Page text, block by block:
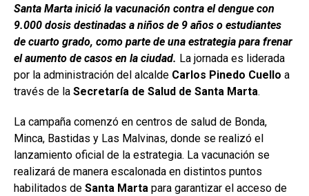
Santa Marta inició la vacunación contra el dengue con
9.000 dosis destinadas a niños de 9 años o estudiantes
de cuarto grado, como parte de una estrategia para frenar
el aumento de casos en la ciudad. La jornada es liderada
por la administración del alcalde Carlos Pinedo Cuello a
través de la Secretaría de Salud de Santa Marta.
La campaña comenzó en centros de salud de Bonda,
Minca, Bastidas y Las Malvinas, donde se realizó el
lanzamiento oficial de la estrategia. La vacunación se
realizará de manera escalonada en distintos puntos
habilitados de Santa Marta para garantizar el acceso de